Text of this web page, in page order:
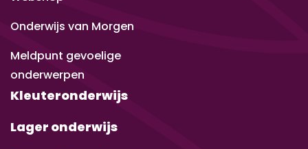
Onderwijs van Morgen
Meldpunt gevoelige
onderwerpen
Kleuteronderwijs
Lager onderwijs